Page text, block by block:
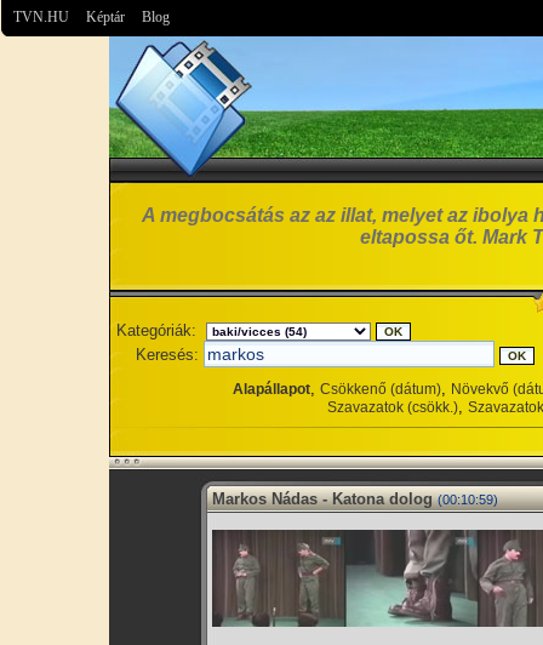
TVN.HU Képtár Blog
A megbocsátás az az illat, melyet az ibolya
eltapossa őt. Mark
Kategóriák:
Keresés:
Alapállapot, Csökkenő (dátum), Növekvő
Szavazatok (csökk.),
Markos Nádas - Katona dolog (00:10:59)